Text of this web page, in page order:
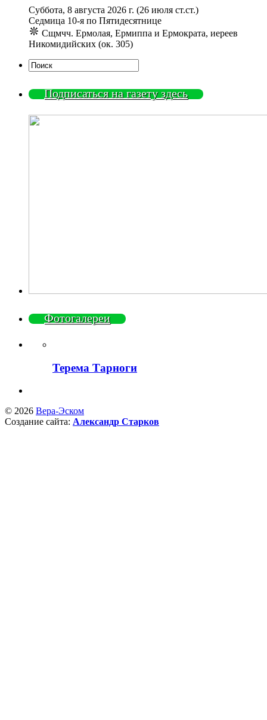
Суббота, 8 августа 2026 г. (26 июля ст.ст.)
Седмица 10-я по Пятидесятнице
Сщмчч. Ермолая, Ермиппа и Ермократа, иереев
Никомидийских (ок. 305)
Подписаться на газету здесь
Фотогалереи
Терема Тарноги
© 2026 Вера-Эском
Создание сайта: Александр Старков